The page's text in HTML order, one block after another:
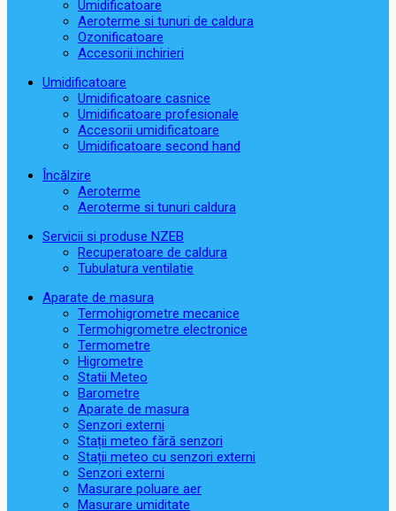
Umidificatoare
Aeroterme si tunuri de caldura
Ozonificatoare
Accesorii inchirieri
Umidificatoare
Umidificatoare casnice
Umidificatoare profesionale
Accesorii umidificatoare
Umidificatoare second hand
Încălzire
Aeroterme
Aeroterme si tunuri caldura
Servicii si produse NZEB
Recuperatoare de caldura
Tubulatura ventilatie
Aparate de masura
Termohigrometre mecanice
Termohigrometre electronice
Termometre
Higrometre
Statii Meteo
Barometre
Aparate de masura
Senzori externi
Stații meteo fără senzori
Stații meteo cu senzori externi
Senzori externi
Masurare poluare aer
Masurare umiditate